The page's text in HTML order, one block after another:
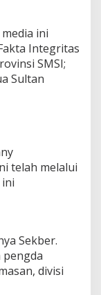
ini
Integritas
SMSI;
Sultan
telah melalui
Sekber.
pengda
divisi